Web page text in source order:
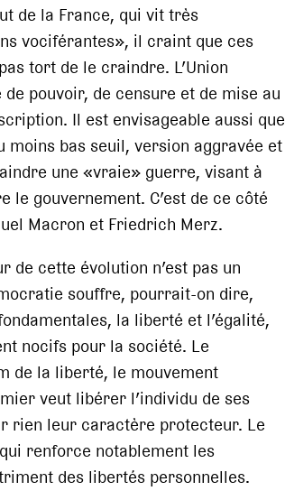
de la France, qui vit très
vociférantes», il craint que ces
tort de le craindre. L’Union
pouvoir, de censure et de mise au
Il est envisageable aussi que
moins bas seuil, version aggravée et
une «vraie» guerre, visant à
le gouvernement. C’est de ce côté
Macron et Friedrich Merz.
de cette évolution n’est pas un
souffre, pourrait-on dire,
la liberté et l’égalité,
nocifs pour la société. Le
de la liberté, le mouvement
veut libérer l’individu de ses
rien leur caractère protecteur. Le
renforce notablement les
des libertés personnelles.